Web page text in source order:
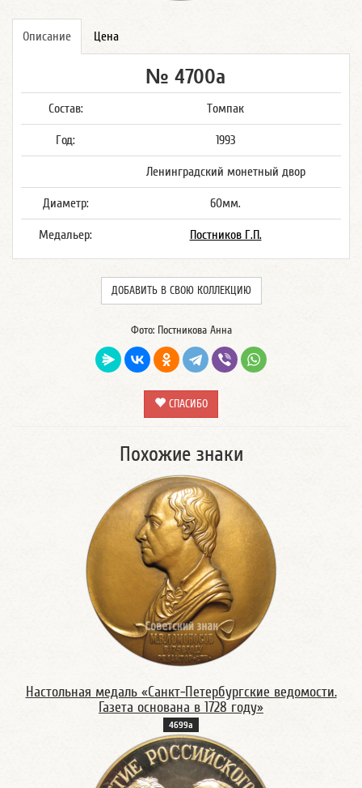
Описание Цена
№ 4700а
Состав: Томпак
Год: 1993
Ленинградский монетный двор
Диаметр: 60мм.
Медальер: Постников Г.П.
ДОБАВИТЬ В СВОЮ КОЛЛЕКЦИЮ
Фото: Постникова Анна
СПАСИБО
Похожие знаки
Настольная медаль «Санкт-Петербургские ведомости.
Газета основана в 1728 году»
4699а